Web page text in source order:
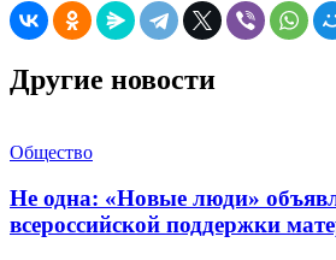
Другие новости
Общество
Не одна: «Новые люди»
всероссийской поддержки